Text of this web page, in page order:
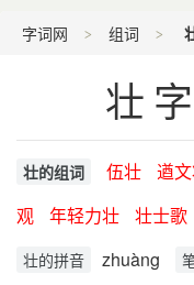
字词网 组词
壮
壮的组词 伍壮 遒
观
年轻力壮 壮士歌
壮的拼音 zhuàng